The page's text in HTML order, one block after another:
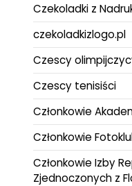
Czekoladki z
czekoladkizlogo.pl
Czescy
Czescy tenisiści
Członkowie
Członkowie
Członkowie Izby
Zjednoczonych z